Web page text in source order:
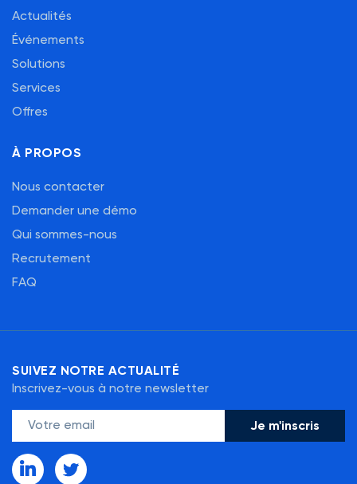
Actualités
Événements
Solutions
Services
Offres
À PROPOS
Nous contacter
Demander une démo
Qui sommes-nous
Recrutement
FAQ
SUIVEZ NOTRE ACTUALITÉ
Inscrivez-vous à notre newsletter